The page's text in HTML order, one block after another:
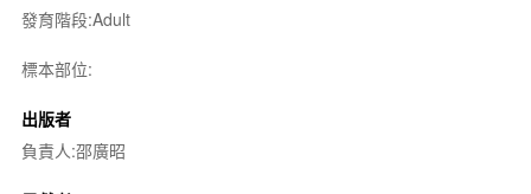
發育階段:Adult
標本部位:
出版者
負責人:邵廣昭